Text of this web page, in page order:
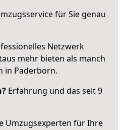
für Sie genau
Netzwerk
mehr bieten als manch
in Paderborn.
Erfahrung und das seit 9
Umzugsexperten für Ihre